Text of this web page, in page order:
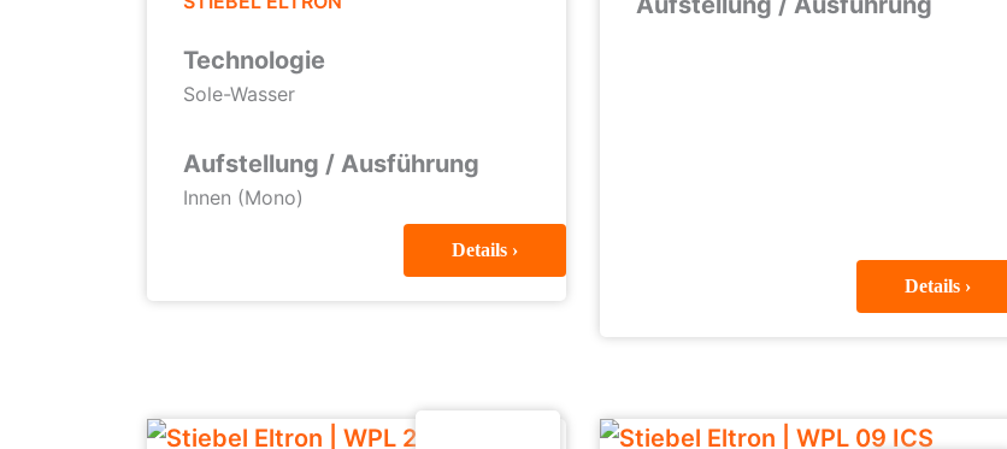
Technologie
Sole-Wasser
Aufstellung / Ausführung
Innen (Mono)
Details ›
Details ›